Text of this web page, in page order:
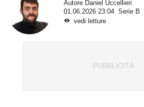
Autore Daniel Uccellieri
01.06.2026 23:04
Serie B
vedi letture